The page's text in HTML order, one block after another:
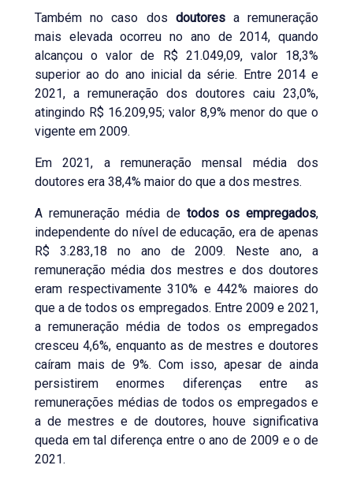
Também no caso dos doutoresa remuneração
mais elevada ocorreu no ano de 2014, quando
alcançou o valor de R$ 21.049,09, valor 18,3%
superior ao do ano inicial da série. Entre 2014 e
2021, a remuneração dos doutores caiu 23,0%,
atingindo R$ 16.209,95; valor 8,9% menor do que o
vigente em 2009.
Em 2021, a remuneração mensal média dos
doutores era 38,4% maior do que a dos mestres.
A remuneração média de todos os empregados,
independente do nível de educação, era de apenas
R$ 3.283,18 no ano de 2009. Neste ano, a
remuneração média dos mestres e dos doutores
eram respectivamente 310% e 442% maiores do
que a de todos os empregados. Entre 2009 e 2021,
a remuneração média de todos os empregados
cresceu 4,6%, enquanto as de mestres e doutores
caíram mais de 9%. Com isso, apesar de ainda
persistirem enormes diferenças entre as
remunerações médias de todos os empregados e
a de mestres e de doutores, houve significativa
queda em tal diferença entre o ano de 2009 e o de
2021.